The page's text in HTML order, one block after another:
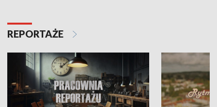
REPORTAŻE